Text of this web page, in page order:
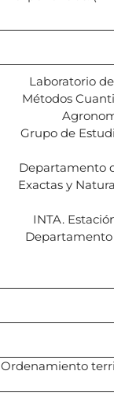
Laboratorio
Métodos
Grupo de
Departamento
Exactas y
INTA.
Departamento
Ordenamiento